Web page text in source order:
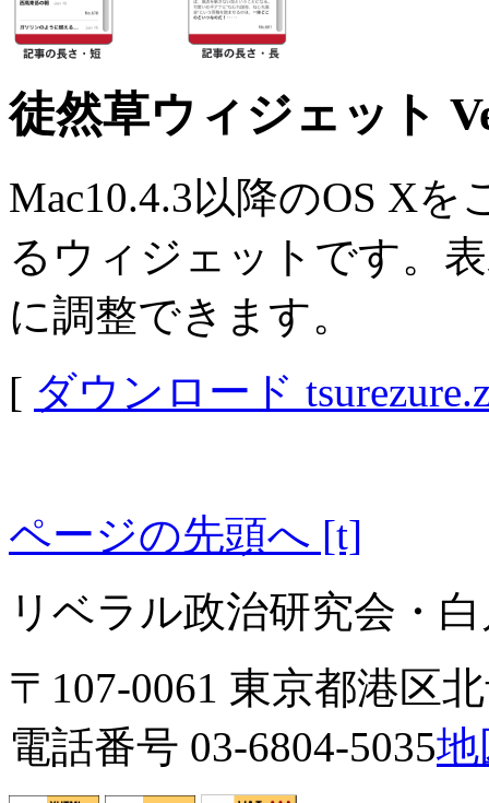
徒然草ウィジェット
Mac10.4.3以降のOS X
るウィジェットです。
に調整できます。
[ ダウンロード
ページの先頭へ [t]
リベラル政治研究会・
〒107-0061 東京都港区
電話番号 03-6804-5035地